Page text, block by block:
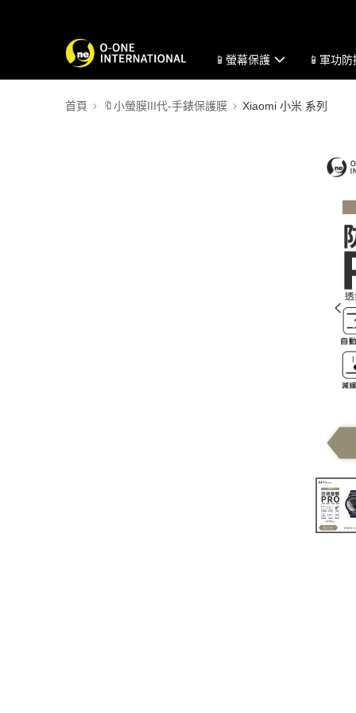
📱螢幕保護 📱軍功
首頁 🔖小螢膜III代-手錶保護膜 Xiaomi 小米 系列